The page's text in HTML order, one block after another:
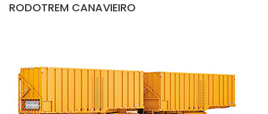
RODOTREM CANAVIEIRO